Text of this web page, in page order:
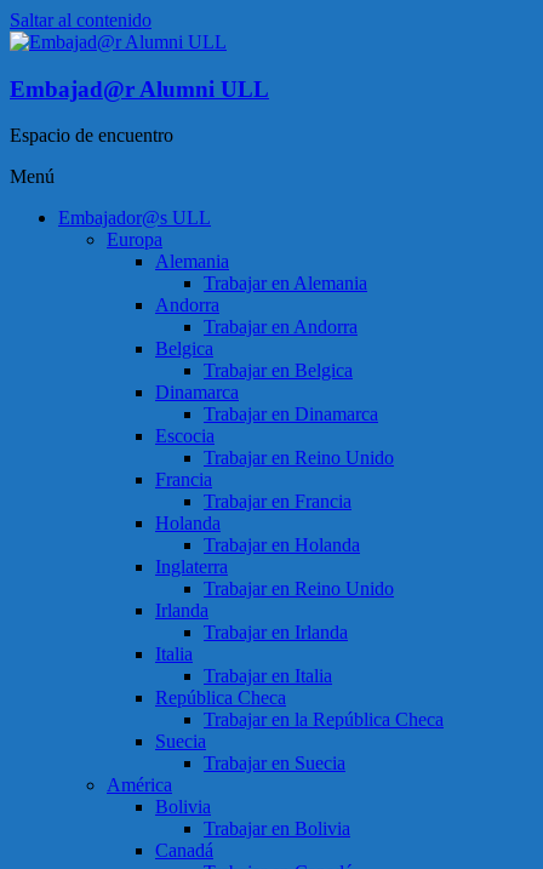
Saltar al contenido
Embajad@r Alumni ULL
Espacio de encuentro
Menú
Embajador@s ULL
Europa
Alemania
Trabajar en Alemania
Andorra
Trabajar en Andorra
Belgica
Trabajar en Belgica
Dinamarca
Trabajar en Dinamarca
Escocia
Trabajar en Reino Unido
Francia
Trabajar en Francia
Holanda
Trabajar en Holanda
Inglaterra
Trabajar en Reino Unido
Irlanda
Trabajar en Irlanda
Italia
Trabajar en Italia
República Checa
Trabajar en la República Checa
Suecia
Trabajar en Suecia
América
Bolivia
Trabajar en Bolivia
Canadá